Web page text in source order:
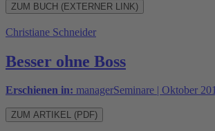
ZUM BUCH (EXTERNER LINK)
Christiane Schneider
Besser ohne Boss
Erschienen in: managerSeminare | Oktober
ZUM ARTIKEL (PDF)